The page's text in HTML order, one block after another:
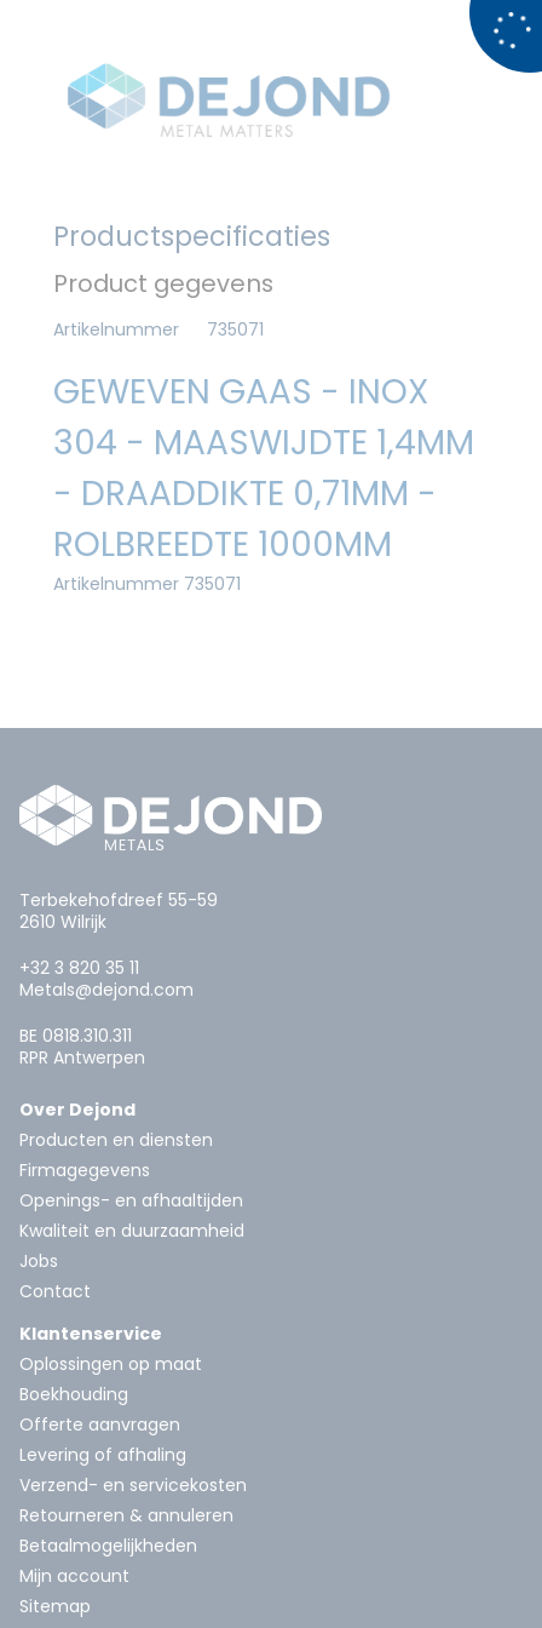
Productspecificaties
Product gegevens
Artikelnummer 735071
GEWEVEN GAAS - INOX
304 - MAASWIJDTE 1,4MM
- DRAADDIKTE 0,71MM -
ROLBREEDTE 1000MM
Artikelnummer 735071
Terbekehofdreef 55-59
2610 Wilrijk
+32 3 820 35 11
Metals@dejond.com
BE 0818.310.311
RPR Antwerpen
Over Dejond
Producten en diensten
Firmagegevens
Openings- en afhaaltijden
Kwaliteit en duurzaamheid
Jobs
Contact
Klantenservice
Oplossingen op maat
Boekhouding
Offerte aanvragen
Levering of afhaling
Verzend- en servicekosten
Retourneren & annuleren
Betaalmogelijkheden
Mijn account
Sitemap